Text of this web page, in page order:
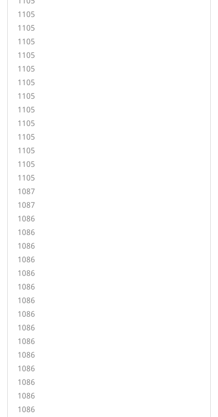
1105
1105
1105
1105
1105
1105
1105
1105
1105
1105
1105
1105
1105
1087
1087
1086
1086
1086
1086
1086
1086
1086
1086
1086
1086
1086
1086
1086
1086
1086